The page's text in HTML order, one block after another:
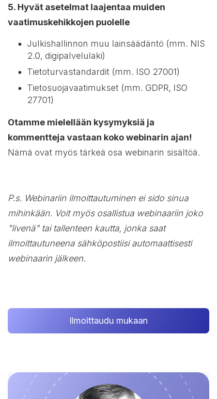
5. Hyvät asetelmat laajentaa muiden
vaatimuskehikkojen puolelle
Julkishallinnon muu lainsäädäntö (mm. NIS
2.0, digipalvelulaki)
Tietoturvastandardit (mm. ISO 27001)
Tietosuojavaatimukset (mm. GDPR, ISO
27701)
Otamme mielellään kysymyksiä ja
kommentteja vastaan koko webinarin ajan!
Nämä ovat myös tärkeä osa webinarin sisältöä.
P.s. Webinariin ilmoittautuminen ei sido sinua
mihinkään. Voit myös osallistua webinaariin joko
"livenä" tai tallenteen kautta, jonka saat
ilmoittautuneena sähköpostiisi automaattisesti
webinaarin jälkeen.
Ilmoittaudu mukaan